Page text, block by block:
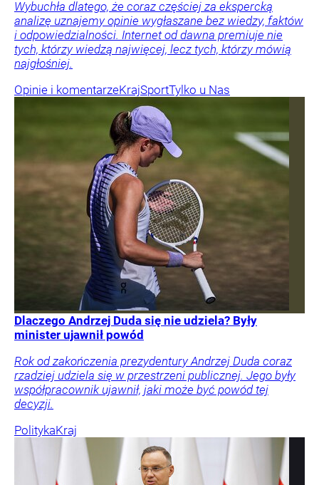
Wybuchła dlatego, że coraz częściej za ekspercką
analizę uznajemy opinie wygłaszane bez wiedzy, faktów
i odpowiedzialności. Internet od dawna premiuje nie
tych, którzy wiedzą najwięcej, lecz tych, którzy mówią
najgłośniej.
Opinie i komentarzeKrajSportTylko u Nas
Dlaczego Andrzej Duda się nie udziela? Były
minister ujawnił powód
Rok od zakończenia prezydentury Andrzej Duda coraz
rzadziej udziela się w przestrzeni publicznej. Jego były
współpracownik ujawnił, jaki może być powód tej
decyzji.
PolitykaKraj